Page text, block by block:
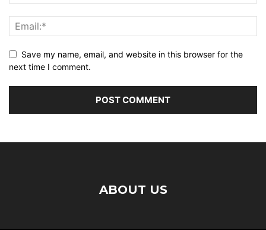
Save my name, email, and website in this browser for the
next time I comment.
ABOUT US